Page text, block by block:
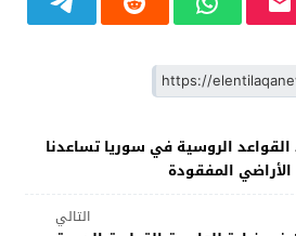
الروسية في سوريا تساعدنا
المفقودة
التالي